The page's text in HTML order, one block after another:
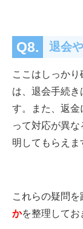
Q8. 退会
ここはしっか
は、退会手続き
す。また、返金
って対応が異
明してもらえま
これらの疑問を
かを整理してお